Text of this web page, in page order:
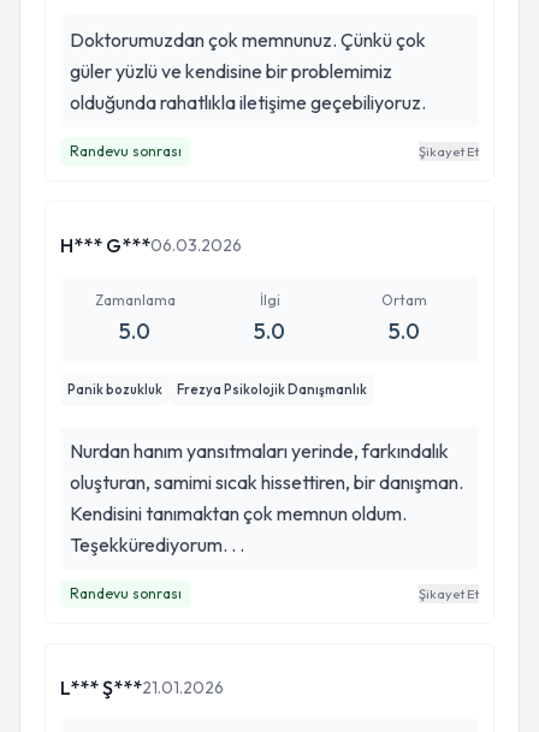
Doktorumuzdan çok memnunuz. Çünkü çok
güler yüzlü ve kendisine bir problemimiz
olduğunda rahatlıkla iletişime geçebiliyoruz.
Randevu sonrası Şikayet Et
H*** G***06.03.2026
Zamanlama
5.0
İlgi
5.0
Ortam
5.0
Panik bozukluk Frezya Psikolojik Danışmanlık
Nurdan hanım yansıtmaları yerinde, farkındalık
oluşturan, samimi sıcak hissettiren, bir danışman.
Kendisini tanımaktan çok memnun oldum.
Teşekkürediyorum. . .
Randevu sonrası Şikayet Et
L*** Ş***21.01.2026